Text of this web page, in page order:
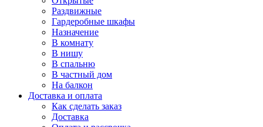
Раздвижные
Гардеробные шкафы
Назначение
В комнату
В нишу
В спальню
В частный дом
На балкон
Доставка и оплата
Как сделать заказ
Доставка